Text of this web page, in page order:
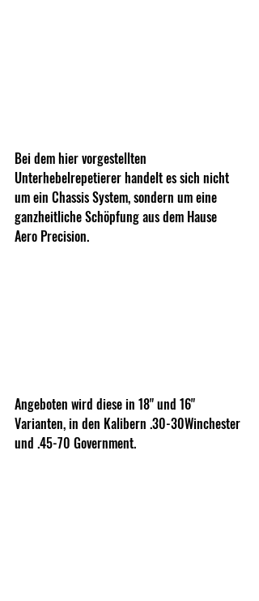
Bei dem hier vorgestellten
Unterhebelrepetierer handelt es sich nicht
um ein Chassis System, sondern um eine
ganzheitliche Schöpfung aus dem Hause
Aero Precision.
Angeboten wird diese in 18" und 16"
Varianten, in den Kalibern .30-30Winchester
und .45-70 Government.